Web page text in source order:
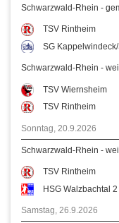
Schwarzwald-Rhein -
TSV Rintheim
SG
Schwarzwald-Rhein -
TSV Wiernsheim
TSV Rintheim
Sonntag, 20.9.2026
Schwarzwald-Rhein -
TSV Rintheim
HSG Walzbachtal 2
Samstag, 26.9.2026